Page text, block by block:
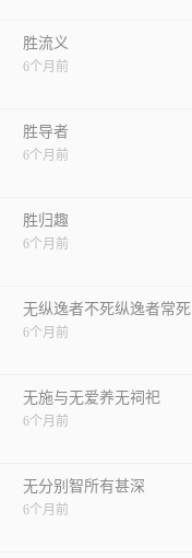
胜流义
6个月前
胜导者
6个月前
胜归趣
6个月前
无纵逸者不死纵逸者常死
6个月前
无施与无爱养无祠祀
6个月前
无分别智所有甚深
6个月前